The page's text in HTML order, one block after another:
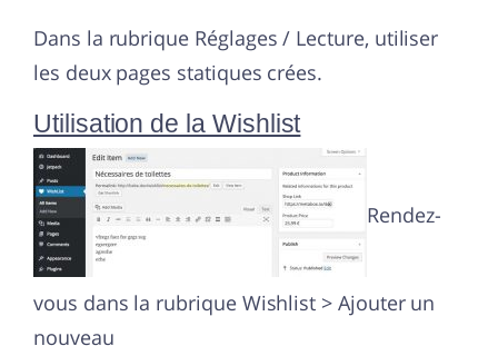
Dans la rubrique Réglages / Lecture, utiliser
les deux pages statiques crées.
Utilisation de la Wishlist
Rendez-
vous dans la rubrique Wishlist > Ajouter un
nouveau